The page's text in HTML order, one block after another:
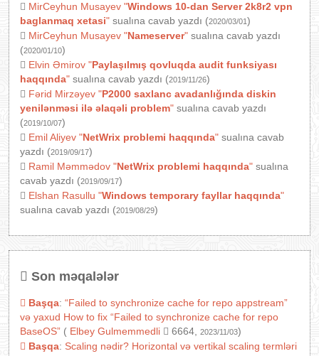
MirCeyhun Musayev "Windows 10-dan Server 2k8r2 vpn
baglanmaq xetasi" sualına cavab yazdı (2020/03/01)
MirCeyhun Musayev "Nameserver" sualına cavab yazdı
(2020/01/10)
Elvin Əmirov "Paylaşılmış qovluqda audit funksiyası
haqqında" sualına cavab yazdı (2019/11/26)
Fərid Mirzəyev "P2000 saxlanc avadanlığında diskin
yenilənməsi ilə əlaqəli problem" sualına cavab yazdı
(2019/10/07)
Emil Aliyev "NetWrix problemi haqqında" sualına cavab
yazdı (2019/09/17)
Ramil Məmmədov "NetWrix problemi haqqında" sualına
cavab yazdı (2019/09/17)
Elshan Rasullu "Windows temporary fayllar haqqında"
sualına cavab yazdı (2019/08/29)
Son məqalələr
Başqa: “Failed to synchronize cache for repo appstream”
və yaxud How to fix “Failed to synchronize cache for repo
BaseOS” ( Elbey Gulmemmedli 6664, 2023/11/03)
Başqa: Scaling nədir? Horizontal və vertikal scaling termləri